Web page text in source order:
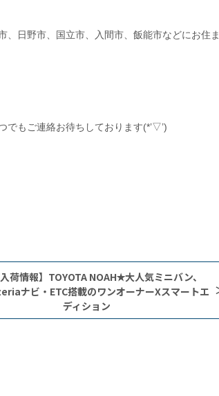
、日野市、国立市、入間市、飯能市などにお住
でもご連絡お待ちしております(*’▽’)
入荷情報】TOYOTA NOAH✭大人気ミニバン、
ナビ・ETC搭載のワンオーナーXスマートエ
ディション